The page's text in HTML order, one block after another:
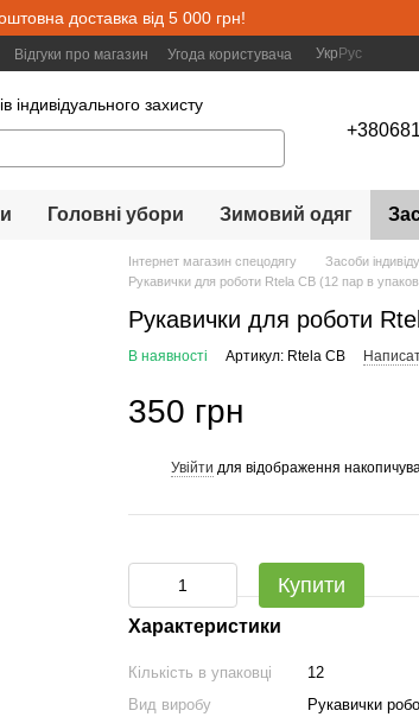
доставка від 5 000 грн!
Відгуки про магазин Угода користувача Укр Рус
індивідуального захисту
Головні убори Зимовий одяг
Інтернет магазин спецодягу Засоби
Рукавички для роботи Rtela CB (12 пар в
Рукавички для роботи
В наявності Артикул: Rtela CB
350 грн
Увійти для відображення
Купити
Характеристики
Кількість в упаковці
12
Вид виробу
Рукавички